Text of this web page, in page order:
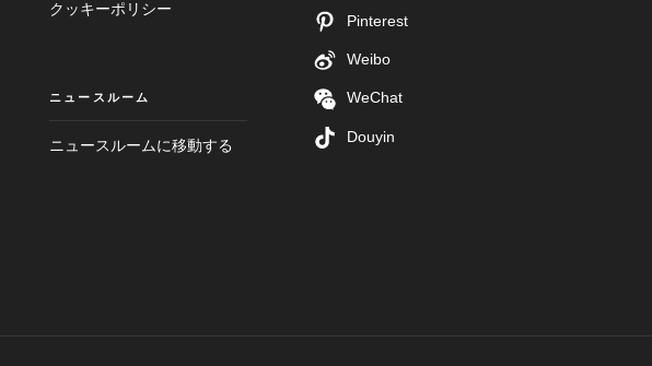
クッキーポリシー
ニュースルーム
ニュースルームに移動する
Pinterest
Weibo
WeChat
Douyin